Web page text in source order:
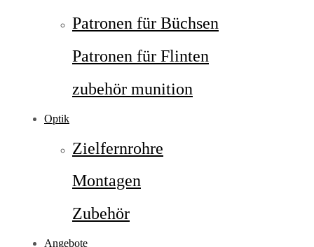
Patronen für Büchsen
Patronen für Flinten
zubehör munition
Optik
Zielfernrohre
Montagen
Zubehör
Angebote